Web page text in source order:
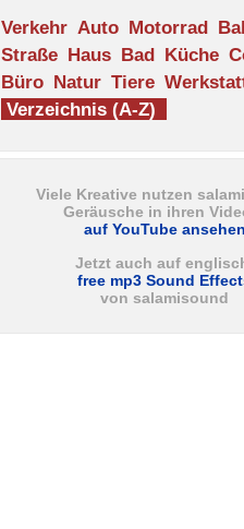
Verkehr Auto Motorrad
Straße Haus Bad Küche
Büro Natur Tiere
Verzeichnis (A-Z)
Viele Kreative nutzen
Geräusche in ihren
auf YouTube ansehen
Jetzt auch auf
free mp3 Sound
von salamisound